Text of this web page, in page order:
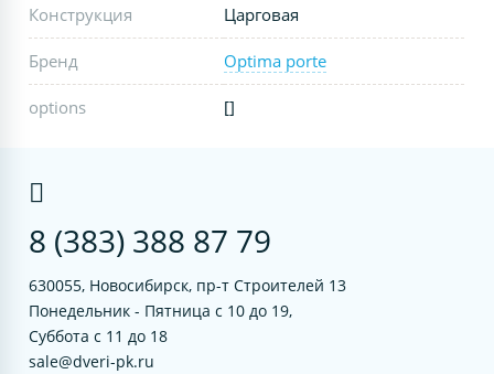
Конструкция Царговая
Бренд Optima porte
options []
8 (383) 388 87 79
630055, Новосибирск, пр-т Строителей 13
Понедельник - Пятница с 10 до 19,
Суббота с 11 до 18
sale@dveri-pk.ru